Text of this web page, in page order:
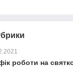
роботи на